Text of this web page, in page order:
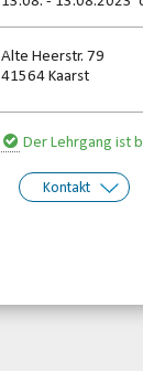
Alte Heerstr. 79
41564 Kaarst
Der Lehrgang ist
Kontakt